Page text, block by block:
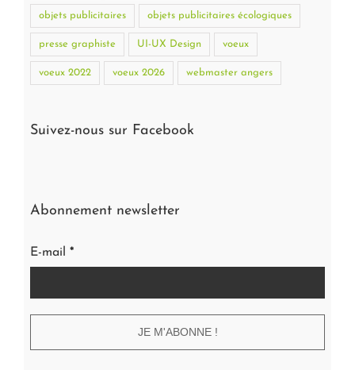
objets publicitaires objets publicitaires écologiques
presse graphiste UI-UX Design voeux
voeux 2022 voeux 2026 webmaster angers
Suivez-nous sur Facebook
Abonnement newsletter
E-mail *